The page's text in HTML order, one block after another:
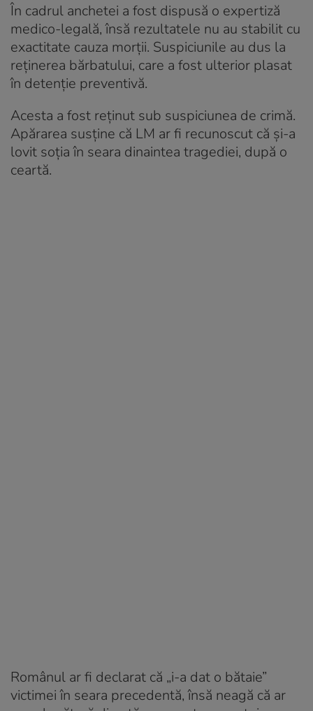
În cadrul anchetei a fost dispusă o expertiză
medico-legală, însă rezultatele nu au stabilit cu
exactitate cauza morții. Suspiciunile au dus la
reținerea bărbatului, care a fost ulterior plasat
în detenție preventivă.
Acesta a fost reținut sub suspiciunea de crimă.
Apărarea susține că LM ar fi recunoscut că și-a
lovit soția în seara dinaintea tragediei, după o
ceartă.
Românul ar fi declarat că „i-a dat o bătaie”
victimei în seara precedentă, însă neagă că ar